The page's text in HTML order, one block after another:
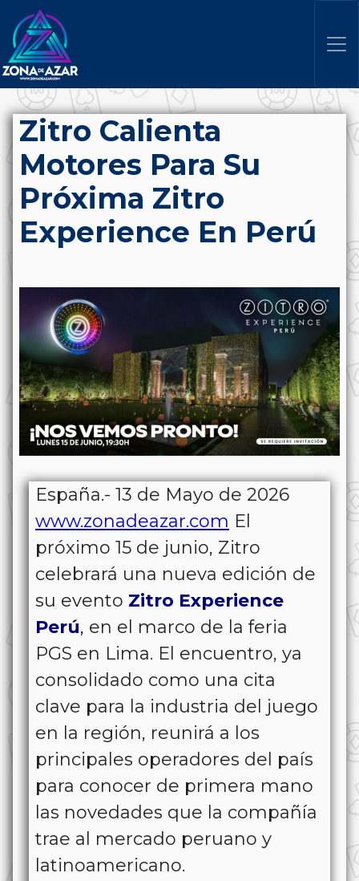
Zitro Calienta
Motores Para Su
Próxima Zitro
Experience En Perú
España.- 13 de Mayo de 2026
www.zonadeazar.com El
próximo 15 de junio, Zitro
celebrará una nueva edición de
su evento Zitro Experience
Perú, en el marco de la feria
PGS en Lima. El encuentro, ya
consolidado como una cita
clave para la industria del juego
en la región, reunirá a los
principales operadores del país
para conocer de primera mano
las novedades que la compañía
trae al mercado peruano y
latinoamericano.